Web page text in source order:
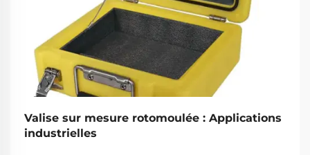
Valise sur mesure rotomoulée : Applications
industrielles